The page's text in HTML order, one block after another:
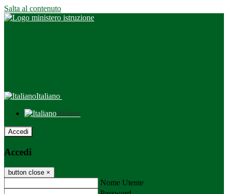
Salta al contenuto
Italiano
Italiano
Accedi
Accedi
button close ×
Nome Utente